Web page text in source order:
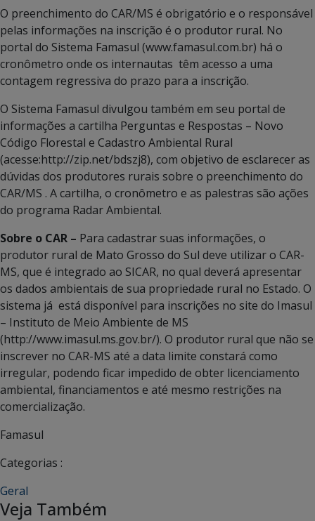
O preenchimento do CAR/MS é obrigatório e o responsável
pelas informações na inscrição é o produtor rural. No
portal do Sistema Famasul (www.famasul.com.br) há o
cronômetro onde os internautas têm acesso a uma
contagem regressiva do prazo para a inscrição.
O Sistema Famasul divulgou também em seu portal de
informações a cartilha Perguntas e Respostas – Novo
Código Florestal e Cadastro Ambiental Rural
(acesse:http://zip.net/bdszj8), com objetivo de esclarecer as
dúvidas dos produtores rurais sobre o preenchimento do
CAR/MS . A cartilha, o cronômetro e as palestras são ações
do programa Radar Ambiental.
Sobre o CAR – Para cadastrar suas informações, o
produtor rural de Mato Grosso do Sul deve utilizar o CAR-
MS, que é integrado ao SICAR, no qual deverá apresentar
os dados ambientais de sua propriedade rural no Estado. O
sistema já está disponível para inscrições no site do Imasul
– Instituto de Meio Ambiente de MS
(http://www.imasul.ms.gov.br/). O produtor rural que não se
inscrever no CAR-MS até a data limite constará como
irregular, podendo ficar impedido de obter licenciamento
ambiental, financiamentos e até mesmo restrições na
comercialização.
Famasul
Categorias :
Geral
Veja Também